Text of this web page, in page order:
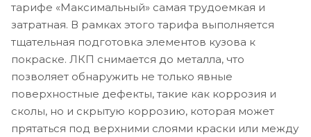
тарифе «Максимальный» самая трудоемкая и
затратная. В рамках этого тарифа выполняется
тщательная подготовка элементов кузова к
покраске. ЛКП снимается до металла, что
позволяет обнаружить не только явные
поверхностные дефекты, такие как коррозия и
сколы, но и скрытую коррозию, которая может
прятаться под верхними слоями краски или между